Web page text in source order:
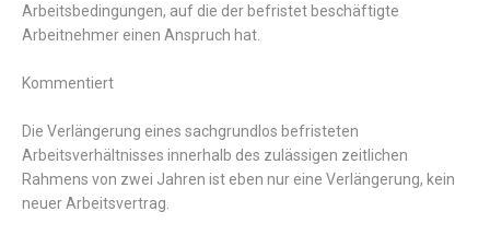
Arbeitsbedingungen, auf die der befristet beschäftigte
Arbeitnehmer einen Anspruch hat.
Kommentiert
Die Verlängerung eines sachgrund los befristeten
Arbeitsverhältnisses innerhalb des zulässigen zeitlichen
Rahmens von zwei Jahren ist eben nur eine Verlängerung, kein
neuerArbeitsvertrag.